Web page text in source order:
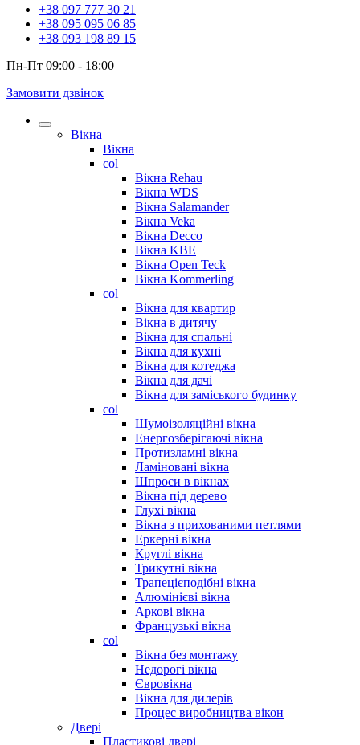
+38 097 777 30 21
+38 095 095 06 85
+38 093 198 89 15
Пн-Пт 09:00 - 18:00
Замовити дзвінок
Вікна
Вікна
col
Вікна Rehau
Вікна WDS
Вікна Salamander
Вікна Veka
Вікна Decco
Вікна KBE
Вікна Open Teck
Вікна Kommerling
col
Вікна для квартир
Вікна в дитячу
Вікна для спальні
Вікна для кухні
Вікна для котеджа
Вікна для дачі
Вікна для заміського будинку
col
Шумоізоляційні вікна
Енергозберігаючі вікна
Протизламні вікна
Ламіновані вікна
Шпроси в вікнах
Вікна під дерево
Глухі вікна
Вікна з прихованими петлями
Еркерні вікна
Круглі вікна
Трикутні вікна
Трапецієподібні вікна
Алюмінієві вікна
Аркові вікна
Французькі вікна
col
Вікна без монтажу
Недорогі вікна
Євровікна
Вікна для дилерів
Процес виробництва вікон
Двері
Пластикові двері